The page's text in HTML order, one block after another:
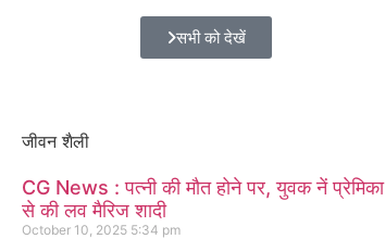
सभी को देखें
जीवन शैली
CG News : पत्नी की मौत होने पर, युवक नें प्रेमिका
से की लव मैरिज शादी
October 10, 2025 5:34 pm